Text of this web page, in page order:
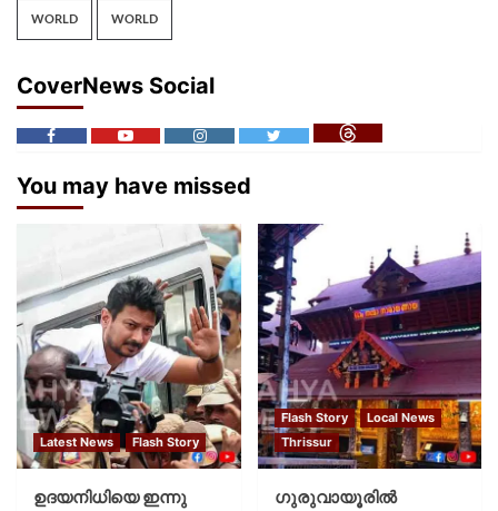
WORLD WORLD
CoverNews Social
You may have missed
Latest News Flash Story
ഉദയനിധിയെ ഇന്നു
Flash Story
Local News
Thrissur
ഗുരുവായൂരില്‍